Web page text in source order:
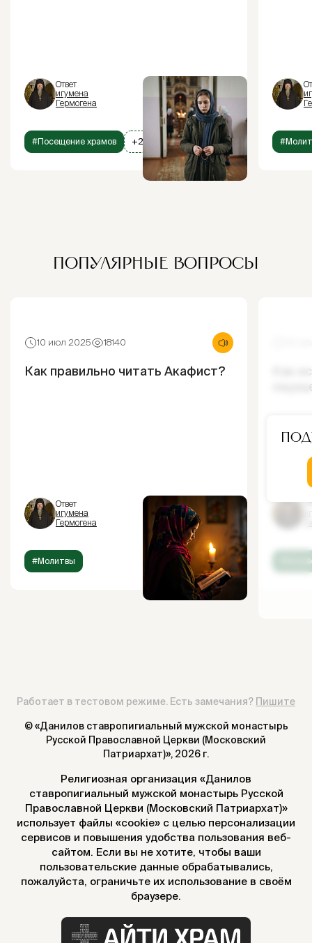
Ответ
игумена
Гермогена
#Посещение храмов +2
ПОПУЛЯРНЫЕ ВОПРОСЫ
10 июл 2025 18140
Как правильно читать Акафист?
Ответ
игумена
Гермогена
#Молитвы
Как
Работает в тестовом режиме. Есть замечания? Пишите
© «Данилов ставропигиальный мужской монастырь
Русской Православной Церкви (Московский
Патриархат)», 2026 г.
Религиозная организация «Данилов
ставропигиальный мужской монастырь Русской
Православной Церкви (Московский Патриархат)»
использует файлы «cookie» с целью персонализации
сервисов и повышения удобства пользования веб-
сайтом. Если вы не хотите, чтобы ваши
пользовательские данные обрабатывались,
пожалуйста, ограничьте их использование в своём
браузере.